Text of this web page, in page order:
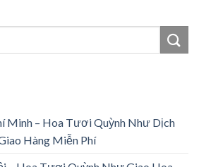
Minh – Hoa Tươi Quỳnh Như Dịch
Hàng Miễn Phí